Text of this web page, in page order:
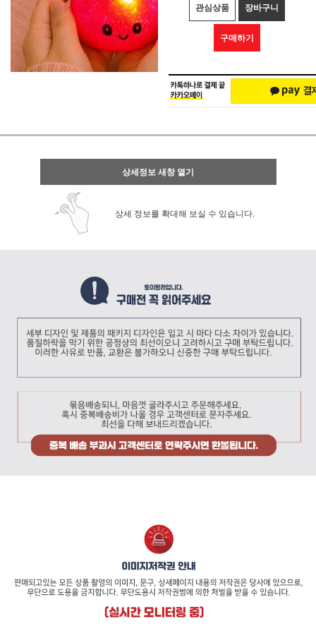
관심상품 장바구니
구매하기
상세정보 새창 열기
상세 정보를 확대해 보실 수 있습니다.